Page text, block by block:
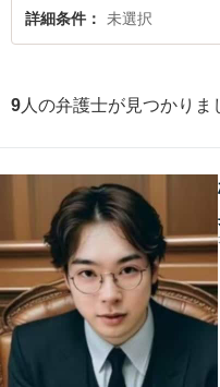
法律相談できる北九州市小倉北区
詳細条件 未選択
9 人の弁護士が見つかりま